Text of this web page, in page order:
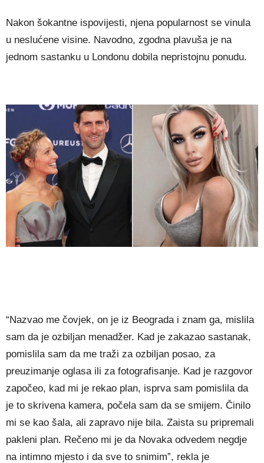
Nakon šokantne ispovijesti, njena popularnost se vinula
u neslućene visine. Navodno, zgodna plavuša je na
jednom sastanku u Londonu dobila nepristojnu ponudu.
“Nazvao me čovjek, on je iz Beograda i znam ga, mislila
sam da je ozbiljan menadžer. Kad je zakazao sastanak,
pomislila sam da me traži za ozbiljan posao, za
preuzimanje oglasa ili za fotografisanje. Kad je razgovor
započeo, kad mi je rekao plan, isprva sam pomislila da
je to skrivena kamera, počela sam da se smijem. Činilo
mi se kao šala, ali zapravo nije bila. Zaista su pripremali
pakleni plan. Rečeno mi je da Novaka odvedem negdje
na intimno mjesto i da sve to snimim”, rekla je